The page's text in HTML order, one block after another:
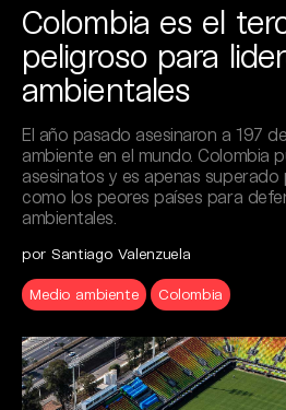
Colombia es el
peligroso para
ambientales
El año pasado asesinaron a 197
ambiente en el mundo. Colombia
asesinatos y es apenas superado
como los peores países para
ambientales.
por Santiago Valenzuela
Medio ambiente Colombia